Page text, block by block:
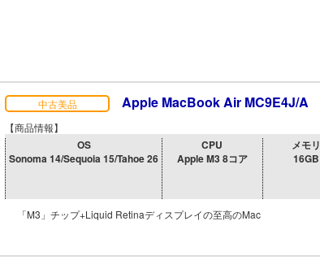
中古美品 Apple MacBook Air MC9E4J/A
【商品情報】
OS
Sonoma 14/Sequoia 15/Tahoe 26
CPU
Apple M3 8コア
メモリ
16GB
「M3」チップ+Liquid Retinaディスプレイの至高のMac